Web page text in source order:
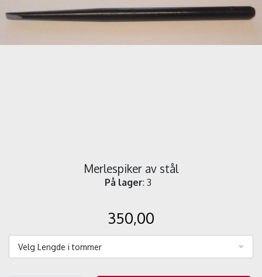
Merlespiker av stål
På lager: 3
350,00
Velg Lengde i tommer